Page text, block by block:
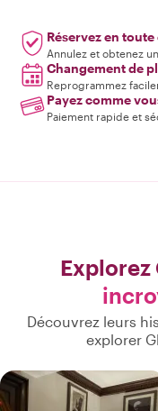
Réservez en
Annulez et obtenez
Changement de
Reprogrammez
Payez comme
Paiement rapide et
Explorez
Découvrez leurs
explorer